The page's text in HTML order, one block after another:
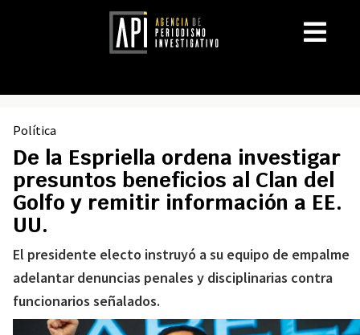
Política
De la Espriella ordena investigar
presuntos beneficios al Clan del
Golfo y remitir información a EE.
UU.
El presidente electo instruyó a su equipo de empalme
adelantar denuncias penales y disciplinarias contra
funcionarios señalados.